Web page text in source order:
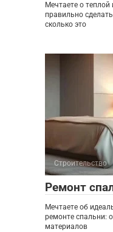
Мечтаете о
правильно
сколько это
Строительство
Ремонт
Мечтаете об
ремонте спальни:
материалов